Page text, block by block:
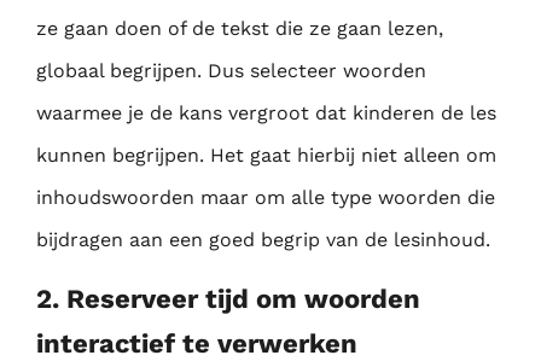
ze gaan doen of de tekst die ze gaan lezen,
globaal begrijpen. Dus selecteer woorden
waarmee je de kans vergroot dat kinderen de les
kunnen begrijpen. Het gaat hierbij niet alleen om
inhoudswoorden maar om alle type woorden die
bijdragen aan een goed begrip van de lesinhoud.
2. Reserveer tijd om woorden
interactief te verwerken